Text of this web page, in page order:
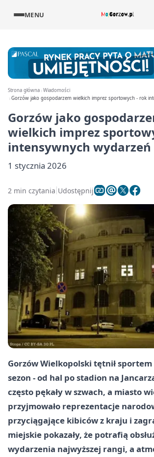
MENU
Strona główna Wiadomości
Gorzów jako gospodarzem wielkich imprez sportowych - rok
Gorzów jako
wielkich imprez
intensywnych wydarzeń
1 stycznia 2026
2 min czytania Udostępnij
Gorzów Wielkopolski tętnił sportem
sezon - od hal po stadion na
często pękały w szwach, a miasto
przyjmowało reprezentacje
przyciągające kibiców z kraju i
miejskie pokazały, że potrafią
wydarzenia najwyższej rangi, a